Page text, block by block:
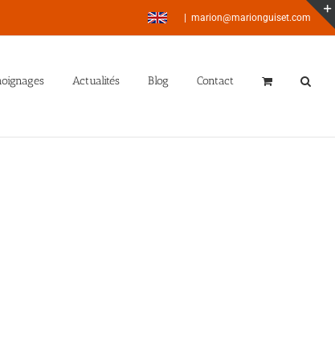
marion@marionguiset.com
Actualités Blog Contact